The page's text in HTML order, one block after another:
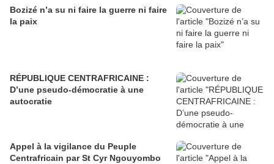
Bozizé n’a su ni faire la guerre ni faire
la paix
RÉPUBLIQUE CENTRAFRICAINE :
D’une pseudo-démocratie à une
autocratie
Appel à la vigilance du Peuple
Centrafricain par St Cyr Ngouyombo